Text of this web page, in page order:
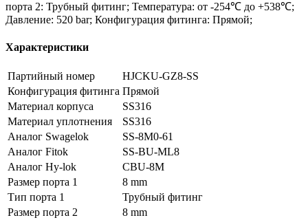
порта 2: Трубный фитинг; Температура: от -254℃ до +538℃;
Давление: 520 bar; Конфигурация фитинга: Прямой;
Характеристики
Партийный номер
HJCKU-GZ8-SS
Конфигурация фитинга Прямой
Материал корпуса
SS316
Материал уплотнения
SS316
Аналог Swagelok
SS-8M0-61
Аналог Fitok
SS-BU-ML8
Аналог Hy-lok
CBU-8M
Размер порта 1
8 mm
Тип порта 1
Трубный фитинг
Размер порта 2
8 mm